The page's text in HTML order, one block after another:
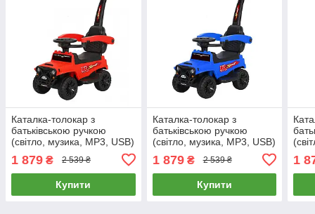
Каталка-толокар з
батьківською ручкою
(світло, музика, MP3, USB)
Bambi M 4845-3 Червоний
1 879 ₴ 2 539 ₴
Купити
Каталка-толокар з
батьківською ручкою
(світло, музика, MP3, USB)
1 879₴ 2 539 ₴
Купити
1